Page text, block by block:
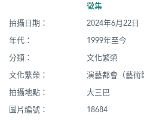
徵集
拍攝日期：
2024年6月22日
年代：
1999年至今
分類：
文化繁榮
文化繁榮：
演藝都會（藝術
拍攝地點：
大三巴
圖片編號：
18684